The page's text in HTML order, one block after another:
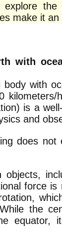
make it
with
with
is a
and
does not
force is
the
equator,